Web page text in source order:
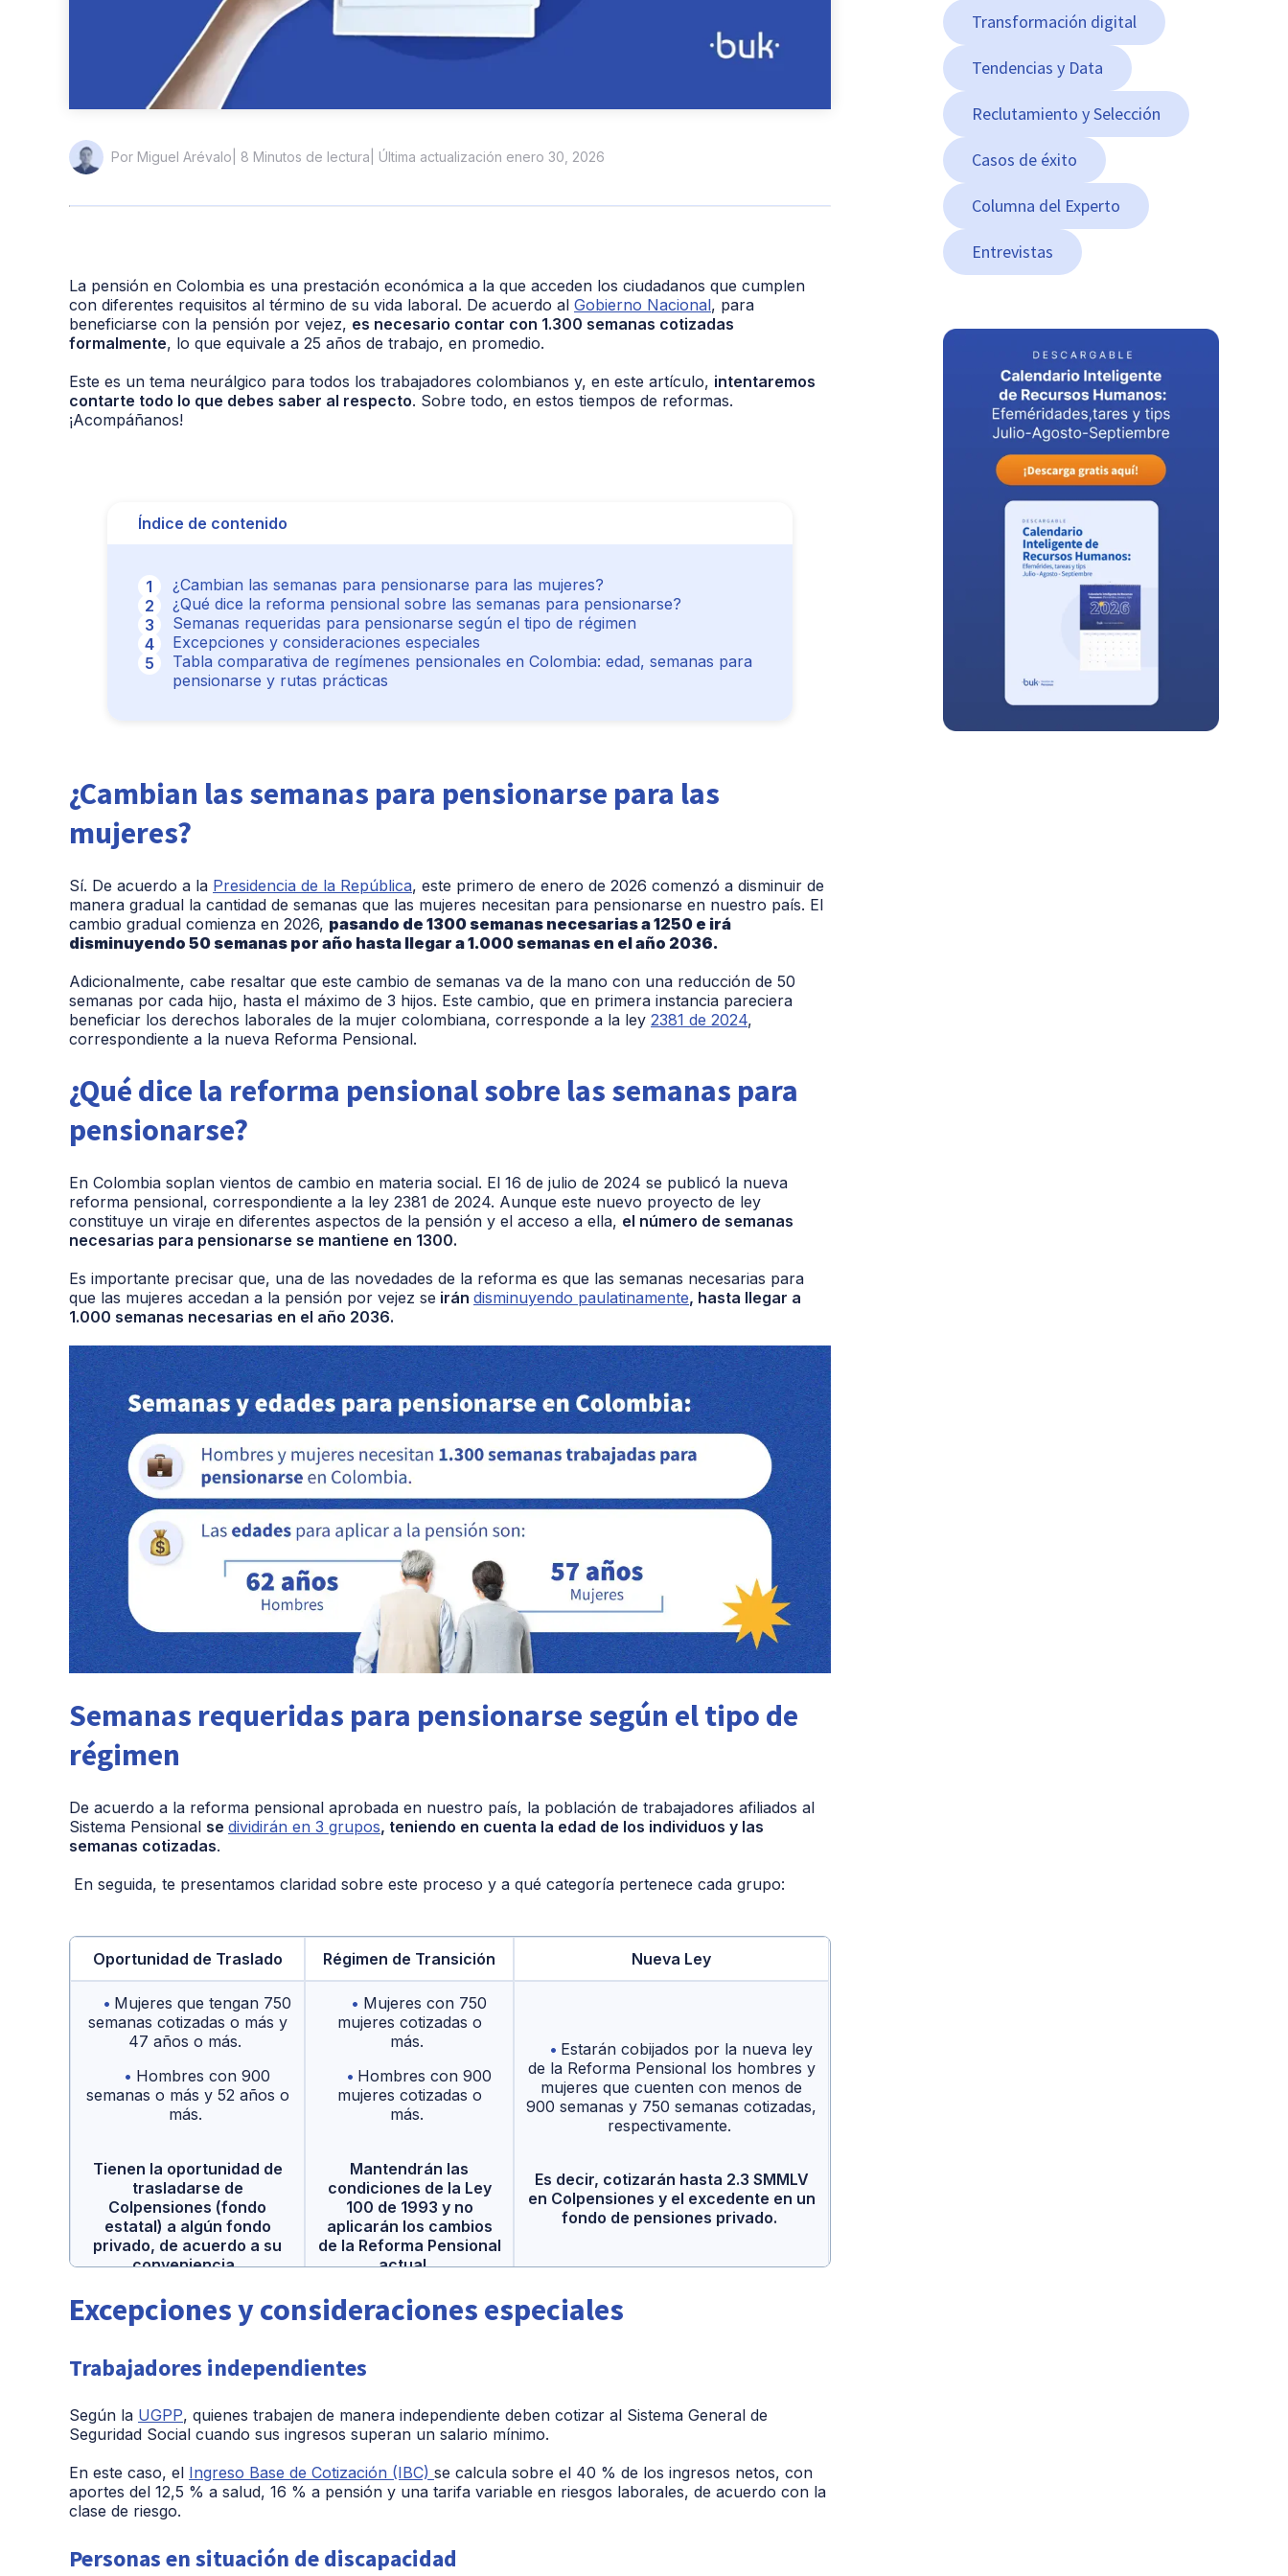
Por Miguel Arévalo | 8 Minutos de lectura | Última actualización enero 30, 2026
La pensión en Colombia es una prestación económica a la que acceden los ciudadanos que cumplen
con diferentes requisitos al término de su vida laboral. De acuerdo al Gobierno Nacional, para
beneficiarse con la pensión por vejez, es necesario contar con 1.300 semanas cotizadas
formalmente, lo que equivale a 25 años de trabajo, en promedio.
Este es un tema neurálgico para todos los trabajadores colombianos y, en este artículo, intentaremos
contarte todo lo que debes saber al respecto. Sobre todo, en estos tiempos de reformas.
¡Acompáñanos!
Índice de contenido
¿Cambian las semanas para pensionarse para las mujeres?
¿Qué dice la reforma pensional sobre las semanas para pensionarse?
Semanas requeridas para pensionarse según el tipo de régimen
Excepciones y consideraciones especiales
Tabla comparativa de regímenes pensionales en Colombia: edad, semanas para
pensionarse y rutas prácticas
¿Cambian las semanas para pensionarse para las
mujeres?
Sí. De acuerdo a la Presidencia de la República, este primero de enero de 2026 comenzó a disminuir de
manera gradual la cantidad de semanas que las mujeres necesitan para pensionarse en nuestro país. El
cambio gradual comienza en 2026, pasando de 1300 semanas necesarias a 1250 e irá
disminuyendo 50 semanas por año hasta llegar a 1.000 semanas en el año 2036.
Adicionalmente, cabe resaltar que este cambio de semanas va de la mano con una reducción de 50
semanas por cada hijo, hasta el máximo de 3 hijos. Este cambio, que en primera instancia pareciera
beneficiar los derechos laborales de la mujer colombiana, corresponde a la ley 2381 de 2024,
correspondiente a la nueva Reforma Pensional.
¿Qué dice la reforma pensional sobre las semanas para
pensionarse?
En Colombia soplan vientos de cambio en materia social. El 16 de julio de 2024 se publicó la nueva
reforma pensional, correspondiente a la ley 2381 de 2024. Aunque este nuevo proyecto de ley
constituye un viraje en diferentes aspectos de la pensión y el acceso a ella, el número de semanas
necesarias para pensionarse se mantiene en 1300.
Es importante precisar que, una de las novedades de la reforma es que las semanas necesarias para
que las mujeres accedan a la pensión por vejez se irán disminuyendo paulatinamente, hasta llegar a
1.000 semanas necesarias en el año 2036.
Semanas requeridas para pensionarse según el tipo de
régimen
De acuerdo a la reforma pensional aprobada en nuestro país, la población de trabajadores afiliados al
Sistema Pensional se dividirán en 3 grupos, teniendo en cuenta la edad de los individuos y las
semanas cotizadas.
En seguida, te presentamos claridad sobre este proceso y a qué categoría pertenece cada grupo:
Oportunidad de Traslado Régimen de Transición Nueva Ley
Mujeres que tengan 750
semanas cotizadas o más y
47 años o más.
Hombres con 900
semanas o más y 52 años o
más.
Tienen la oportunidad de
trasladarse de
Colpensiones (fondo
estatal) a algún fondo
privado, de acuerdo a su
conveniencia.
Mujeres con 750
mujeres cotizadas o
más.
Hombres con 900
mujeres cotizadas o
más.
Mantendrán las
condiciones de la Ley
100 de 1993 y no
aplicarán los cambios
de la Reforma Pensional
actual.
Estarán cobijados por la nueva ley
de la Reforma Pensional los hombres y
mujeres que cuenten con menos de
900 semanas y 750 semanas cotizadas,
respectivamente.
Es decir, cotizarán hasta 2.3 SMMLV
en Colpensiones y el excedente en un
fondo de pensiones privado.
Excepciones y consideraciones especiales
Trabajadores independientes
Según la UGPP, quienes trabajen de manera independiente deben cotizar al Sistema General de
Seguridad Social cuando sus ingresos superan un salario mínimo.
En este caso, el Ingreso Base de Cotización (IBC) se calcula sobre el 40 % de los ingresos netos, con
aportes del 12,5 % a salud, 16 % a pensión y una tarifa variable en riesgos laborales, de acuerdo con la
clase de riesgo.
Personas en situación de discapacidad
Transformación digital
Tendencias y Data
Reclutamiento y Selección
Casos de éxito
Columna del Experto
Entrevistas